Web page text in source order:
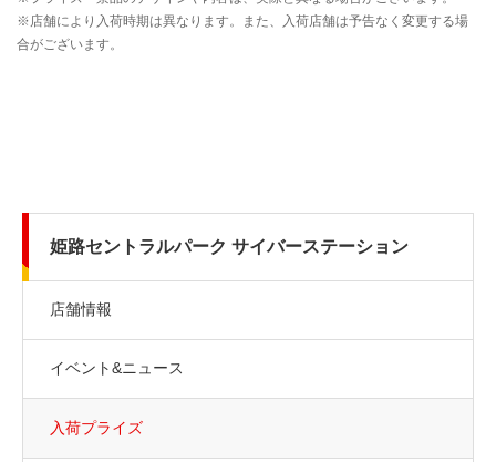
姫路セントラルパーク サイバーステーション
店舗情報
イベント&ニュース
入荷プライズ